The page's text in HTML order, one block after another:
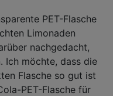
PET-Flasche
Limonaden
nachgedacht,
Ich möchte, dass die
Flasche so gut ist
PET-Flasche für